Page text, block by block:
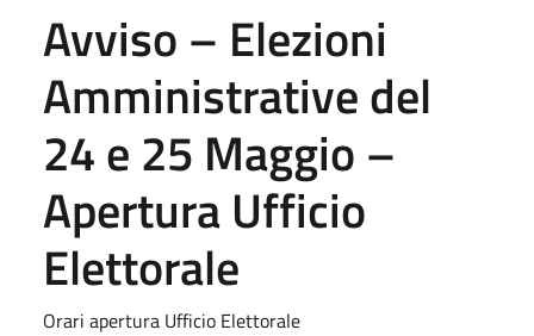
Avviso – Elezioni
Amministrative del
24 e 25 Maggio –
Apertura Ufficio
Elettorale
Orari apertura Ufficio Elettorale